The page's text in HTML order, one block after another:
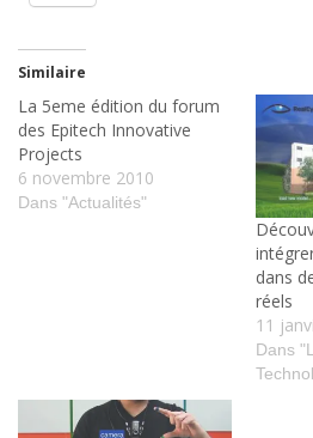
Similaire
La 5eme édition du forum
des Epitech Innovative
Projects
6 novembre 2010
Dans "Actualités"
dans
réels
11
Dans